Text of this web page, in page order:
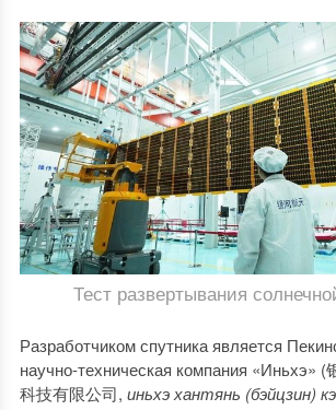
Тест развертывания
Разработчиком спутника является
научно-техническая компания «Иньхэ» (
科技有限公司, иньхэ хантянь (бэйцзин)